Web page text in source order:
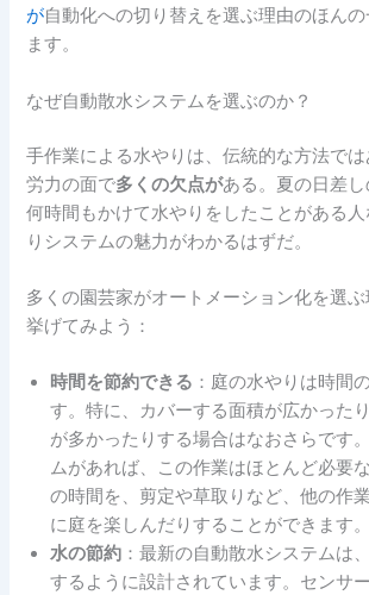
が自動化への切り替えを選ぶ理由のほん
ます。
なぜ自動散水システムを選ぶのか？
手作業による水やりは、伝統的な方法で
労力の面で多くの欠点がある。夏の日差
何時間もかけて水やりをしたことがある
りシステムの魅力がわかるはずだ。
多くの園芸家がオートメーション化を選
挙げてみよう：
時間を節約できる ：庭の水やりは時間
す。特に、カバーする面積が広かった
が多かったりする場合はなおさらです
ムがあれば、この作業はほとんど必要
の時間を、剪定や草取りなど、他の作
に庭を楽しんだりすることができます。
水の節約 ：最新の自動散水システムは
するように設計されています。センサ